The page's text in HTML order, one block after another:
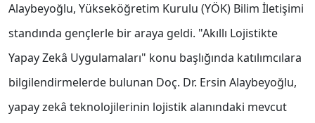
Alaybeyoğlu, Yükseköğretim Kurulu (YÖK) Bilim İletişimi
standında gençlerle bir araya geldi. "Akıllı Lojistikte
Yapay Zekâ Uygulamaları" konu başlığında katılımcılara
bilgilendirmelerde bulunan Doç. Dr. Ersin Alaybeyoğlu,
yapay zekâ teknolojilerinin lojistik alanındaki mevcut